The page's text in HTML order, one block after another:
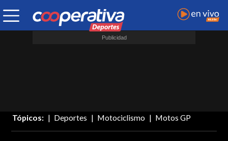
Tópicos: Deportes Motociclismo Motos GP